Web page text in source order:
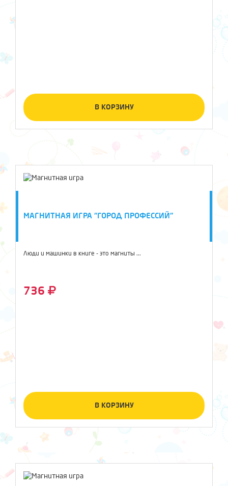
В КОРЗИНУ
МАГНИТНАЯ ИГРА "ГОРОД ПРОФЕССИЙ"
Люди и машинки в книге - это магниты ...
736
В КОРЗИНУ